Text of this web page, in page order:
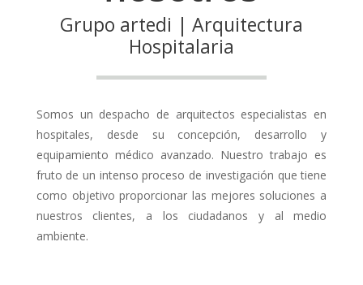
Grupo artedi | Arquitectura
Hospitalaria
Somos un despacho de arquitectos especialistas en
hospitales, desde su concepción, desarrollo y
equipamiento médico avanzado. Nuestro trabajo es
fruto de un intenso proceso de investigación que tiene
como objetivo proporcionar las mejores soluciones a
nuestros clientes, a los ciudadanos y al medio
ambiente.